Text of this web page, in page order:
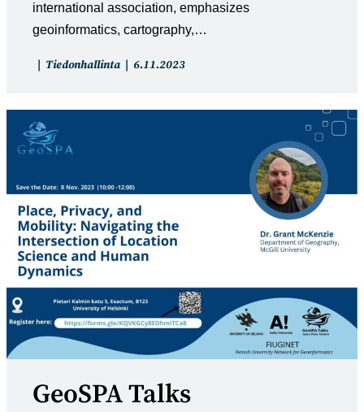
international association, emphasizes
geoinformatics, cartography,…
Artikkelin
Tiedonhallinta
Artikkeli
6.11.2023
GeoSPA Talks